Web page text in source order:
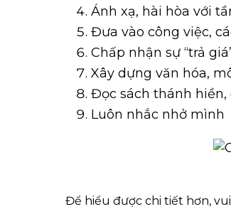
Ánh xạ, hài hòa với
Đưa vào công việc,
Chấp nhận sự “trả
Xây dựng văn hóa,
Đọc sách thánh
Luôn nhắc nhở mình
Để hiểu được chi tiết hơn,